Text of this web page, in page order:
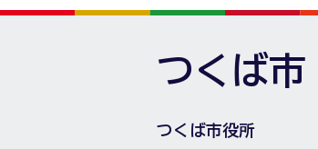
つくば市
つくば市役所